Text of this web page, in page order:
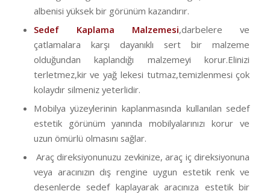
albenisi yüksek bir görünüm kazandırır.
Sedef Kaplama Malzemesi,darbelere ve
çatlamalara karşı dayanıklı sert bir malzeme
olduğundan kaplandığı malzemeyi korur.Elinizi
terletmez,kir ve yağ lekesi tutmaz,temizlenmesi çok
kolaydır silmeniz yeterlidir.
Mobilya yüzeylerinin kaplanmasında kullanılan sedef
estetik görünüm yanında mobilyalarınızı korur ve
uzun ömürlü olmasını sağlar.
Araç direksiyonunuzu zevkinize, araç iç direksiyonuna
veya aracınızın dış rengine uygun estetik renk ve
desenlerde sedef kaplayarak aracınıza estetik bir